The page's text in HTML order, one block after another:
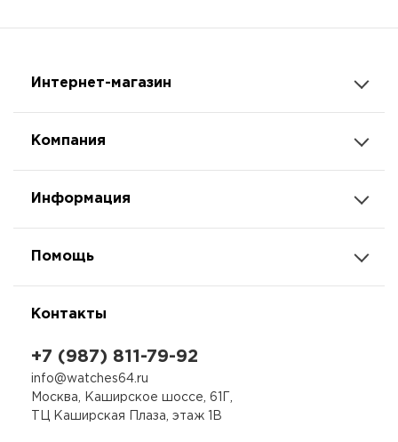
Интернет-магазин
Компания
Информация
Помощь
Контакты
+7 (987) 811-79-92
info@watches64.ru
Москва, Каширское шоссе, 61Г,
ТЦ Каширская Плаза, этаж 1В